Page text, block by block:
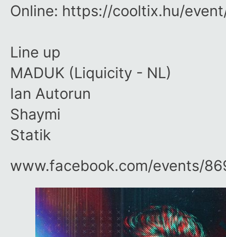
Online: https://cooltix.hu/
Line up
MADUK (Liquicity - NL)
Ian Autorun
Shaymi
Statik
www.facebook.com/​events/​